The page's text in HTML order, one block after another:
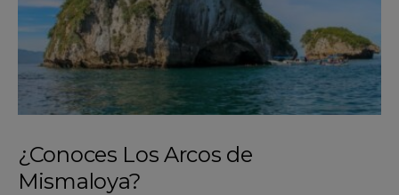
¿Conoces Los Arcos de
Mismaloya?